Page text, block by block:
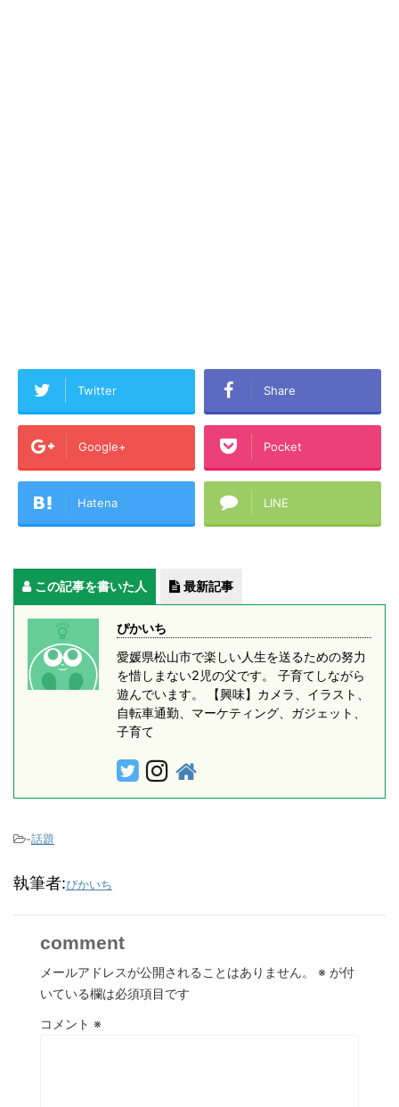
Twitter Share
Google+ Pocket
Hatena LINE
この記事を書いた人 最新記事
ぴかいち
愛媛県松山市で楽しい人生を送るための努力
を惜しまない2児の父です。 子育てしながら
遊んでいます。 【興味】カメラ、イラスト、
自転車通勤、マーケティング、ガジェット、
子育て
-話題
執筆者:ぴかいち
comment
メールアドレスが公開されることはありません。 ※ が付
いている欄は必須項目です
コメント ※